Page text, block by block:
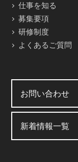
仕事を知る
募集要項
研修制度
よくあるご質問
お問い合わせ
新着情報一覧